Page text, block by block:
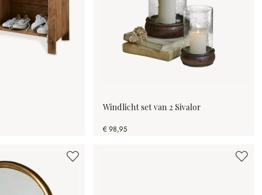
Windlicht set van 2 Sivalor
€ 98,95